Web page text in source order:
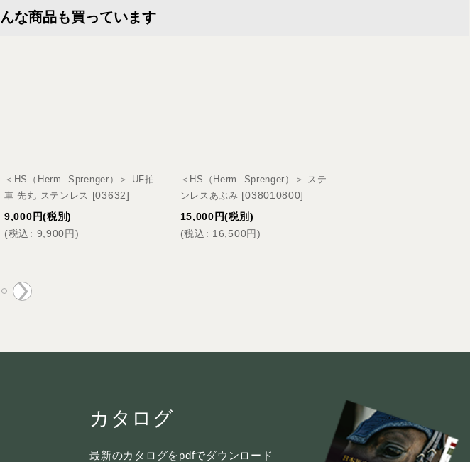
な商品も買っています
＜HS（Herm. Sprenger）＞ UF拍
車 先丸 ステンレス [03632]
9,000 円(税別)
(税込 : 9,900円)
＜HS（Herm. Sprenger）＞ ステ
ンレスあぶみ [038010800]
15,000 円(税別)
(税込 : 16,500円)
カタログ
最新のカタログをpdfでダウンロード